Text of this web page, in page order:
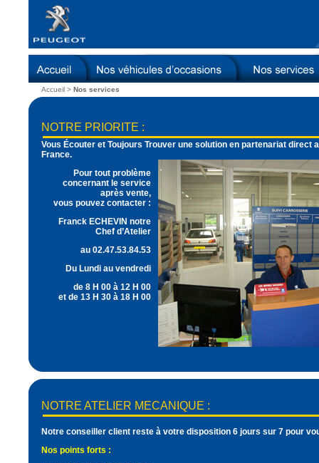
Accueil > Nos services
NOTRE PRIORITE :
Vous Écouter et Toujours Trouver une solution en partenariat direct
France.
Pour tout problème
concernant le service
après vente,
vous pouvez contacter :
Franck ECHEVIN notre
Chef d’Atelier
au 02.47.53.84.53
Du Lundi au vendredi
de 8 H 00 à 12 H 00
et de 13 H 30 à 18 H 00
NOTRE ATELIER MECANIQUE :
Notre conseiller client reste à votre disposition 6 jours sur 7 pour
Nos points forts :